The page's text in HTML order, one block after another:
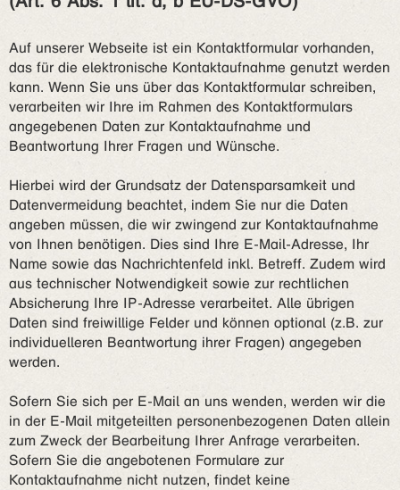
Auf unserer Webseite ist ein Kontaktformular vorhanden,
das für die elektronische Kontaktaufnahme genutzt werden
kann. Wenn Sie uns über das Kontaktformular schreiben,
verarbeiten wir Ihre im Rahmen des Kontaktformulars
angegebenen Daten zur Kontaktaufnahme und
Beantwortung Ihrer Fragen und Wünsche.
Hierbei wird der Grundsatz der Datensparsamkeit und
Datenvermeidung beachtet, indem Sie nur die Daten
angeben müssen, die wir zwingend zur Kontaktaufnahme
von Ihnen benötigen. Dies sind Ihre E-Mail-Adresse, Ihr
Name sowie das Nachrichtenfeld inkl. Betreff. Zudem wird
aus technischer Notwendigkeit sowie zur rechtlichen
Absicherung Ihre IP-Adresse verarbeitet. Alle übrigen
Daten sind freiwillige Felder und können optional (z.B. zur
individuelleren Beantwortung ihrer Fragen) angegeben
werden.
Sofern Sie sich per E-Mail an uns wenden, werden wir die
in der E-Mail mitgeteilten personenbezogenen Daten allein
zum Zweck der Bearbeitung Ihrer Anfrage verarbeiten.
Sofern Sie die angebotenen Formulare zur
Kontaktaufnahme nicht nutzen, findet keine